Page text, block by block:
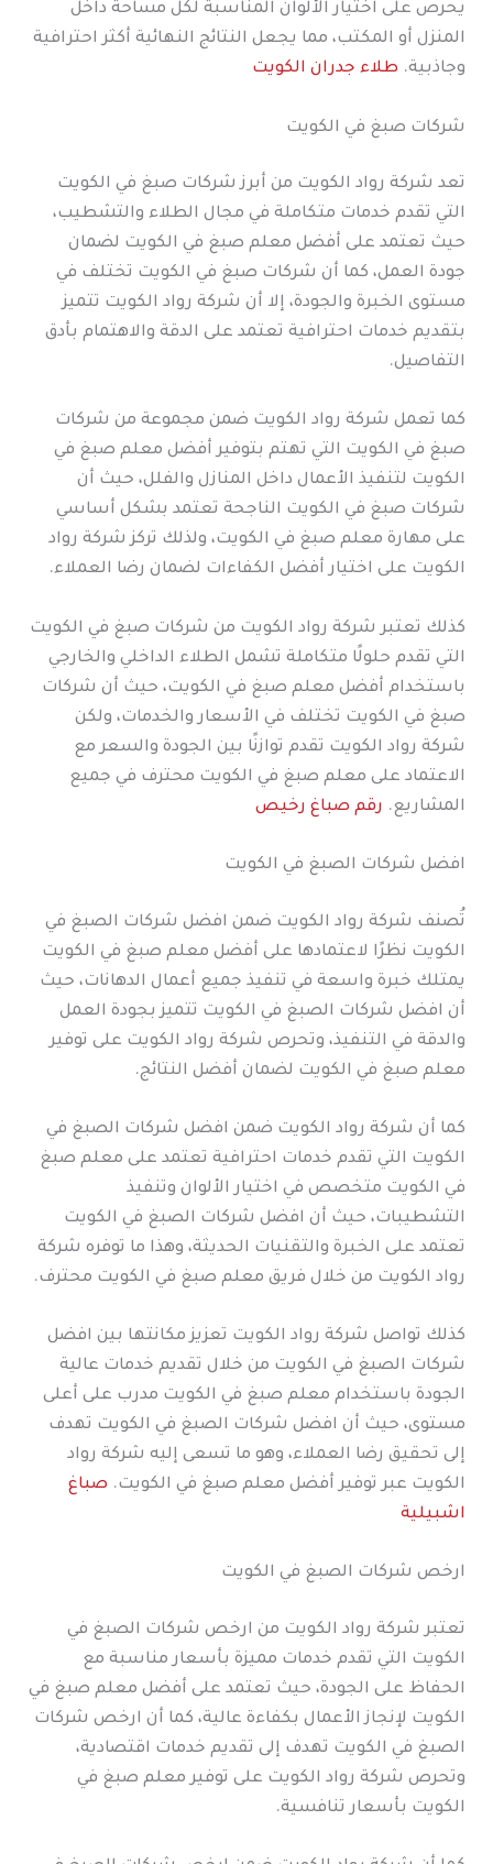
يحرص على اختيار الألوان المناسبة لكل مساحة داخل
المنزل أو المكتب، مما يجعل النتائج النهائية أكثر احترافية
وجاذبية. طلاء جدران الكويت
شركات صبغ في الكويت
تعد شركة رواد الكويت من أبرز شركات صبغ في الكويت
التي تقدم خدمات متكاملة في مجال الطلاء والتشطيب،
حيث تعتمد على أفضل معلم صبغ في الكويت لضمان
جودة العمل، كما أن شركات صبغ في الكويت تختلف في
مستوى الخبرة والجودة، إلا أن شركة رواد الكويت تتميز
بتقديم خدمات احترافية تعتمد على الدقة والاهتمام بأدق
التفاصيل.
كما تعمل شركة رواد الكويت ضمن مجموعة من شركات
صبغ في الكويت التي تهتم بتوفير أفضل معلم صبغ في
الكويت لتنفيذ الأعمال داخل المنازل والفلل، حيث أن
شركات صبغ في الكويت الناجحة تعتمد بشكل أساسي
على مهارة معلم صبغ في الكويت، ولذلك تركز شركة رواد
الكويت على اختيار أفضل الكفاءات لضمان رضا العملاء.
كذلك تعتبر شركة رواد الكويت من شركات صبغ في الكويت
التي تقدم حلولًا متكاملة تشمل الطلاء الداخلي والخارجي
باستخدام أفضل معلم صبغ في الكويت، حيث أن شركات
صبغ في الكويت تختلف في الأسعار والخدمات، ولكن
شركة رواد الكويت تقدم توازنًا بين الجودة والسعر مع
الاعتماد على معلم صبغ في الكويت محترف في جميع
المشاريع. رقم صباغ رخيص
افضل شركات الصبغ في الكويت
تُصنف شركة رواد الكويت ضمن افضل شركات الصبغ في
الكويت نظرًا لاعتمادها على أفضل معلم صبغ في الكويت
يمتلك خبرة واسعة في تنفيذ جميع أعمال الدهانات، حيث
أن افضل شركات الصبغ في الكويت تتميز بجودة العمل
والدقة في التنفيذ، وتحرص شركة رواد الكويت على توفير
معلم صبغ في الكويت لضمان أفضل النتائج.
كما أن شركة رواد الكويت ضمن افضل شركات الصبغ في
الكويت التي تقدم خدمات احترافية تعتمد على معلم صبغ
في الكويت متخصص في اختيار الألوان وتنفيذ
التشطيبات، حيث أن افضل شركات الصبغ في الكويت
تعتمد على الخبرة والتقنيات الحديثة، وهذا ما توفره شركة
رواد الكويت من خلال فريق معلم صبغ في الكويت محترف.
كذلك تواصل شركة رواد الكويت تعزيز مكانتها بين افضل
شركات الصبغ في الكويت من خلال تقديم خدمات عالية
الجودة باستخدام معلم صبغ في الكويت مدرب على أعلى
مستوى، حيث أن افضل شركات الصبغ في الكويت تهدف
إلى تحقيق رضا العملاء، وهو ما تسعى إليه شركة رواد
الكويت عبر توفير أفضل معلم صبغ في الكويت. صباغ
اشبيلية
ارخص شركات الصبغ في الكويت
تعتبر شركة رواد الكويت من ارخص شركات الصبغ في
الكويت التي تقدم خدمات مميزة بأسعار مناسبة مع
الحفاظ على الجودة، حيث تعتمد على أفضل معلم صبغ في
الكويت لإنجاز الأعمال بكفاءة عالية، كما أن ارخص شركات
الصبغ في الكويت تهدف إلى تقديم خدمات اقتصادية،
وتحرص شركة رواد الكويت على توفير معلم صبغ في
الكويت بأسعار تنافسية.